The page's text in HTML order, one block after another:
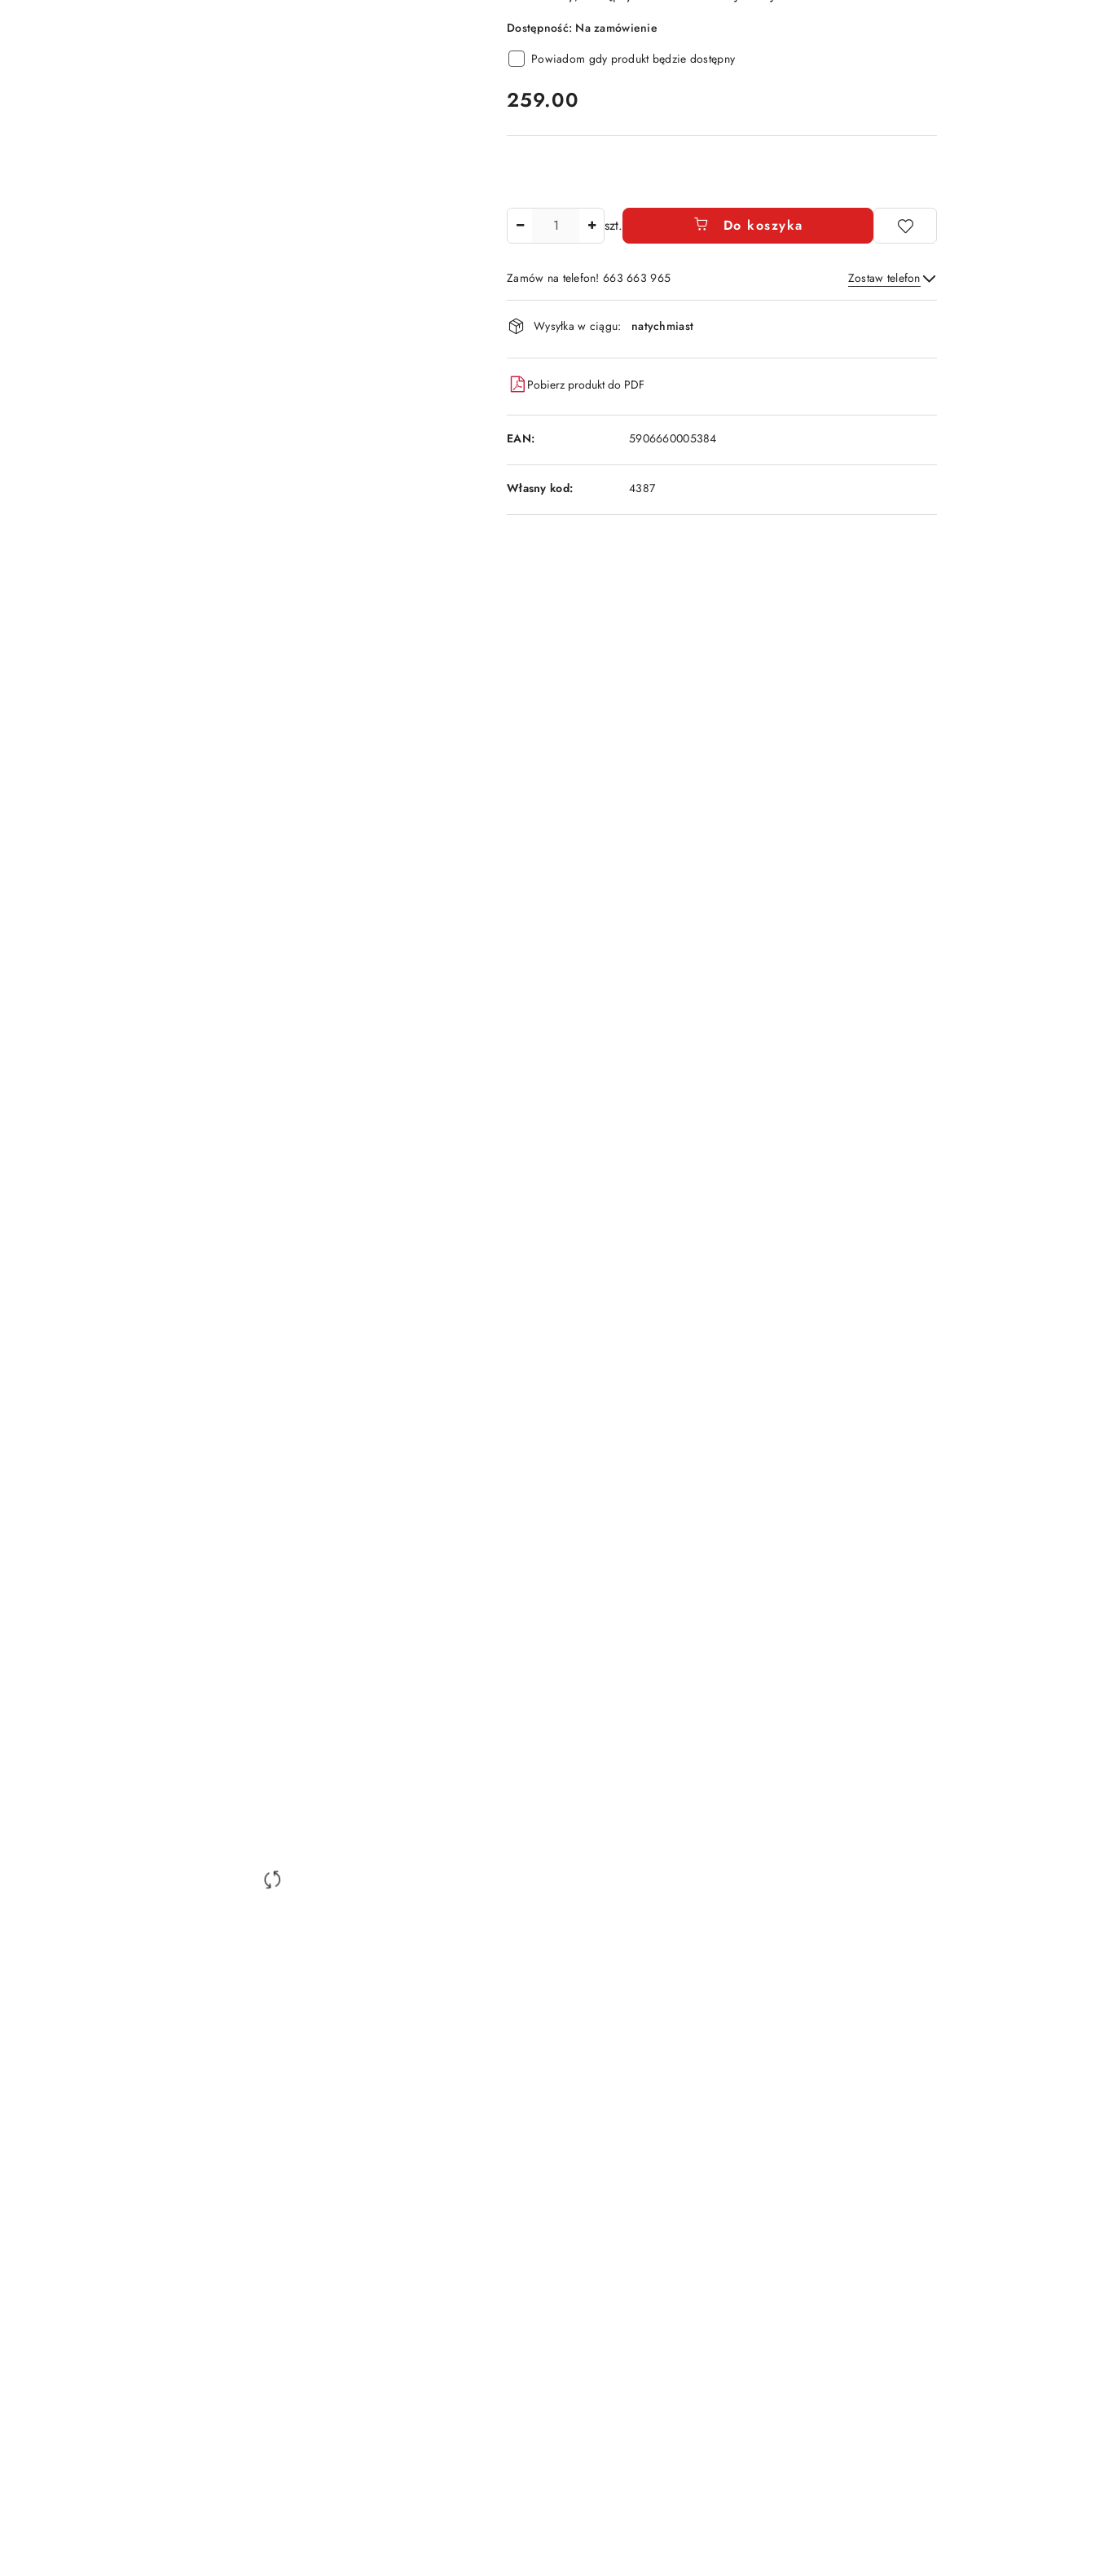
Dostępność: Na zamówienie
Powiadom gdy produkt będzie dostępny
cena:
259.00
szt. Do koszyka
Zamów na telefon! 663 663 965 Zostaw telefon
Wyślij
Dostępność
i
dostawa
Wysyłka w ciągu: natychmiast
Pobierz produkt do PDF
EAN: 5906660005384
Własny kod: 4387